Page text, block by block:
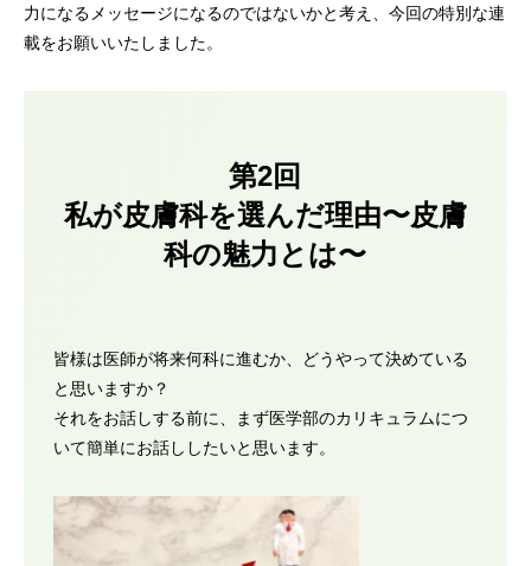
力になるメッセージになるのではないかと考え、今回の特別な連
載をお願いいたしました。
第2回
私が皮膚科を選んだ理由〜皮膚
科の魅力とは〜
皆様は医師が将来何科に進むか、どうやって決めている
と思いますか？
それをお話しする前に、まず医学部のカリキュラムにつ
いて簡単にお話ししたいと思います。